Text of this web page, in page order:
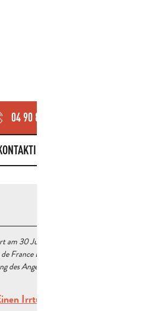
04 90 85 45
SIE UNS
am 30 Juni 2026 Um 10:54
France Bouches du Rhône
des Angebots :
Irrtum angeben